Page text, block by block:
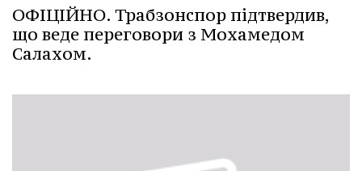
ОФІЦІЙНО. Трабзонспор підтвердив,
що веде переговори з Мохамедом
Салахом.